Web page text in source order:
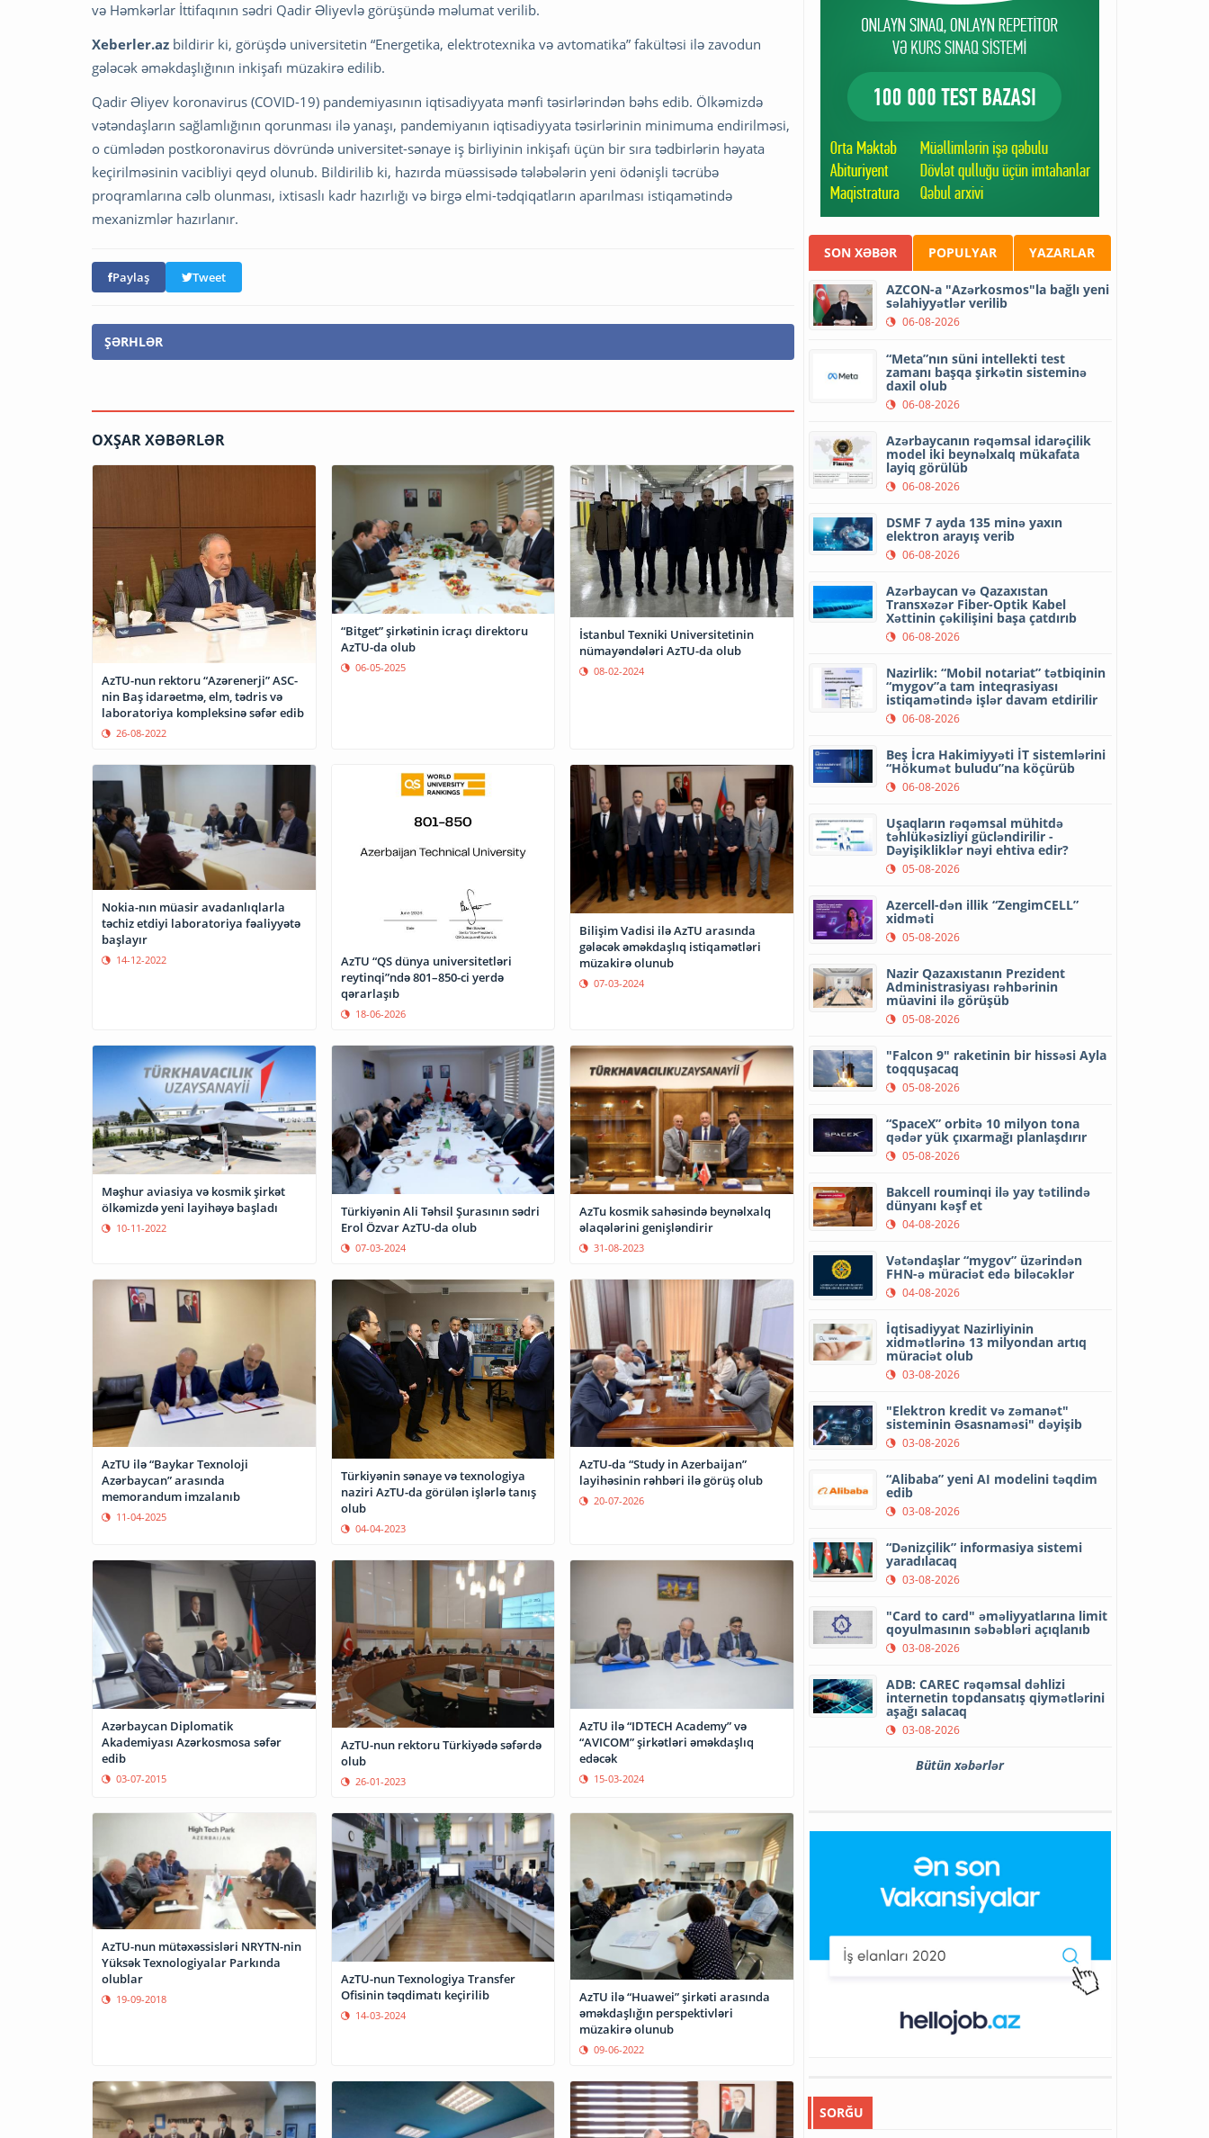
və Həmkərlar İttifaqının sədri Qadir Əliyevlə görüşündə məlumat verilib.
Xeberler.az bildirir ki, görüşdə universitetin “Energetika, elektrotexnika və avtomatika” fakültəsi ilə zavodun
gələcək əməkdaşlığının inkişafı müzakirə edilib.
Qadir Əliyev koronavirus (COVID-19) pandemiyasının iqtisadiyyata mənfi təsirlərindən bəhs edib. Ölkəmizdə
vətəndaşların sağlamlığının qorunması ilə yanaşı, pandemiyanın iqtisadiyyata təsirlərinin minimuma endirilməsi,
o cümlədən postkoronavirus dövründə universitet-sənaye iş birliyinin inkişafı üçün bir sıra tədbirlərin həyata
keçirilməsinin vacibliyi qeyd olunub. Bildirilib ki, hazırda müəssisədə tələbələrin yeni ödənişli təcrübə
proqramlarına cəlb olunması, ixtisaslı kadr hazırlığı və birgə elmi-tədqiqatların aparılması istiqamətində
mexanizmlər hazırlanır.
Paylaş Tweet
ŞƏRHLƏR
OXŞAR XƏBƏRLƏR
AzTU-nun rektoru “Azərenerji” ASC-
nin Baş idarəetmə, elm, tədris və
laboratoriya kompleksinə səfər edib
26-08-2022
“Bitget” şirkətinin icraçı direktoru
AzTU-da olub
06-05-2025
İstanbul Texniki Universitetinin
nümayəndələri AzTU-da olub
08-02-2024
Nokia-nın müasir avadanlıqlarla
təchiz etdiyi laboratoriya fəaliyyətə
başlayır
14-12-2022
AzTU “QS dünya universitetləri
reytinqi”ndə 801–850-ci yerdə
qərarlaşıb
18-06-2026
Bilişim Vadisi ilə AzTU arasında
gələcək əməkdaşlıq istiqamətləri
müzakirə olunub
07-03-2024
Məşhur aviasiya və kosmik şirkət
ölkəmizdə yeni layihəyə başladı
10-11-2022
Türkiyənin Ali Təhsil Şurasının sədri
Erol Özvar AzTU-da olub
07-03-2024
AzTu kosmik sahəsində beynəlxalq
əlaqələrini genişləndirir
31-08-2023
AzTU ilə “Baykar Texnoloji
Azərbaycan” arasında
memorandum imzalanıb
11-04-2025
Türkiyənin sənaye və texnologiya
naziri AzTU-da görülən işlərlə tanış
olub
04-04-2023
AzTU-da “Study in Azerbaijan”
layihəsinin rəhbəri ilə görüş olub
20-07-2026
Azərbaycan Diplomatik
Akademiyası Azərkosmosa səfər
edib
03-07-2015
AzTU-nun rektoru Türkiyədə səfərdə
olub
26-01-2023
AzTU ilə “IDTECH Academy” və
“AVICOM” şirkətləri əməkdaşlıq
edəcək
15-03-2024
AzTU-nun mütəxəssisləri NRYTN-nin
Yüksək Texnologiyalar Parkında
olublar
19-09-2018
AzTU-nun Texnologiya Transfer
Ofisinin təqdimatı keçirilib
14-03-2024
AzTU ilə “Huawei” şirkəti arasında
əməkdaşlığın perspektivləri
müzakirə olunub
09-06-2022
SON XƏBƏR POPULYAR YAZARLAR
AZCON-a "Azərkosmos"la bağlı yeni
səlahiyyətlər verilib
06-08-2026
“Meta”nın süni intellekti test
zamanı başqa şirkətin sisteminə
daxil olub
06-08-2026
Azərbaycanın rəqəmsal idarəçilik
model iki beynəlxalq mükafata
layiq görülüb
06-08-2026
DSMF 7 ayda 135 minə yaxın
elektron arayış verib
06-08-2026
Azərbaycan və Qazaxıstan
Transxəzər Fiber-Optik Kabel
Xəttinin çəkilişini başa çatdırıb
06-08-2026
Nazirlik: “Mobil notariat” tətbiqinin
“mygov”a tam inteqrasiyası
istiqamətində işlər davam etdirilir
06-08-2026
Beş İcra Hakimiyyəti İT sistemlərini
“Hökumət buludu”na köçürüb
06-08-2026
Uşaqların rəqəmsal mühitdə
təhlükəsizliyi gücləndirilir -
Dəyişikliklər nəyi ehtiva edir?
05-08-2026
Azercell-dən illik “ZengimCELL”
xidməti
05-08-2026
Nazir Qazaxıstanın Prezident
Administrasiyası rəhbərinin
müavini ilə görüşüb
05-08-2026
"Falcon 9" raketinin bir hissəsi Ayla
toqquşacaq
05-08-2026
“SpaceX” orbitə 10 milyon tona
qədər yük çıxarmağı planlaşdırır
05-08-2026
Bakcell rouminqi ilə yay tətilində
dünyanı kəşf et
04-08-2026
Vətəndaşlar “mygov” üzərindən
FHN-ə müraciət edə biləcəklər
04-08-2026
İqtisadiyyat Nazirliyinin
xidmətlərinə 13 milyondan artıq
müraciət olub
03-08-2026
"Elektron kredit və zəmanət"
sisteminin Əsasnaməsi" dəyişib
03-08-2026
“Alibaba” yeni AI modelini təqdim
edib
03-08-2026
“Dənizçilik” informasiya sistemi
yaradılacaq
03-08-2026
"Card to card" əməliyyatlarına limit
qoyulmasının səbəbləri açıqlanıb
03-08-2026
ADB: CAREC rəqəmsal dəhlizi
internetin topdansatış qiymətlərini
aşağı salacaq
03-08-2026
Bütün xəbərlər
SORĞU